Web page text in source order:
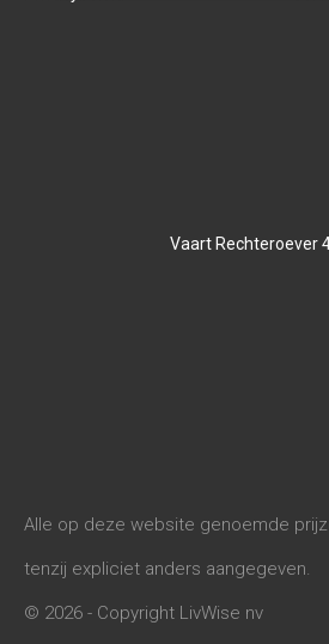
Vaart Rechteroever
Alle op deze website genoemde
tenzij expliciet anders aangegeven.
© 2026 - Copyright LivWise nv